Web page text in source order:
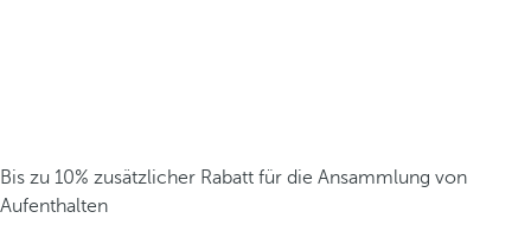
Bis zu 10% zusätzlicher Rabatt für die Ansammlung von
Aufenthalten